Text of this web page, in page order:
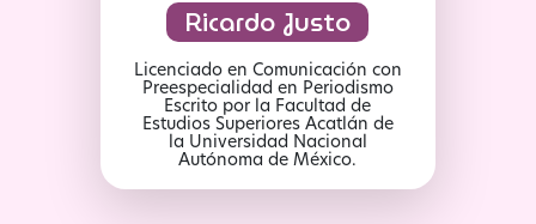
Ricardo Justo
Licenciado en Comunicación con
Preespecialidad en Periodismo
Escrito por la Facultad de
Estudios Superiores Acatlán de
la Universidad Nacional
Autónoma de México.